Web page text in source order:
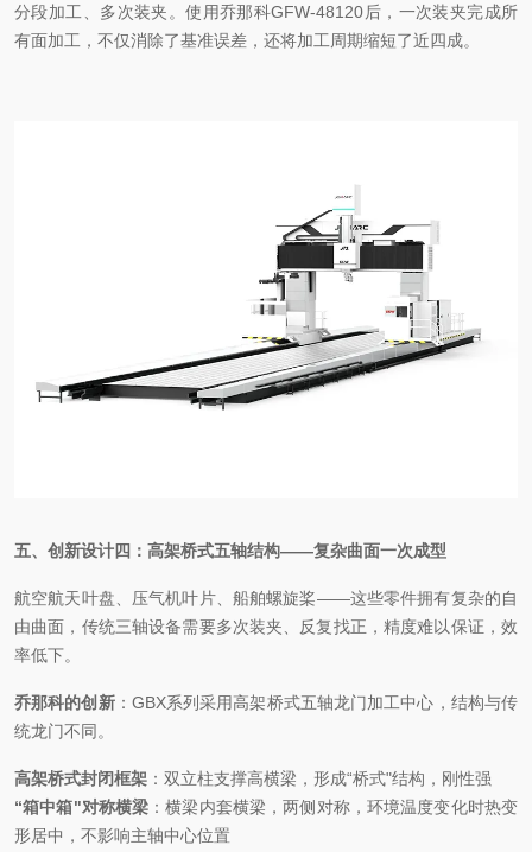
分段加工、多次装夹。使用乔那科GFW-48120后，一次装夹完成所
有面加工，不仅消除了基准误差，还将加工周期缩短了近四成。
五、创新设计四：高架桥式五轴结构——复杂曲面一次成型
航空航天叶盘、压气机叶片、船舶螺旋桨——这些零件拥有复杂的自
由曲面，传统三轴设备需要多次装夹、反复找正，精度难以保证，效
率低下。
乔那科的创新： GBX系列采用高架桥式五轴龙门加工中心，结构与传
统龙门不同。
高架桥式封闭框架 ：双立柱支撑高横梁，形成“桥式"结构，刚性强
“箱中箱"对称横梁 ：横梁内套横梁，两侧对称，环境温度变化时热变
形居中，不影响主轴中心位置